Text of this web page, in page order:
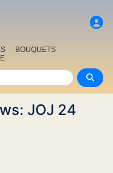
BOUQUETS
JOJ 24